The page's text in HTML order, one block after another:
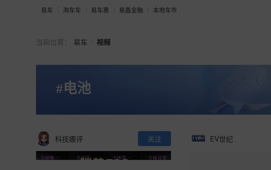
易车 淘车车 易车惠 易鑫金融 本地车市
当前位置： 易车 视频
#电池
科技娜评 关注 EV世纪